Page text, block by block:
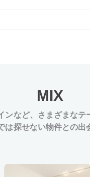
MIX
ンなど、
さまざまなテ
は探せない物件との出